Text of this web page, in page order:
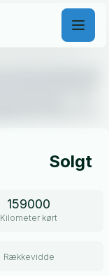
Solgt
159000
Kilometer kørt
Rækkevidde